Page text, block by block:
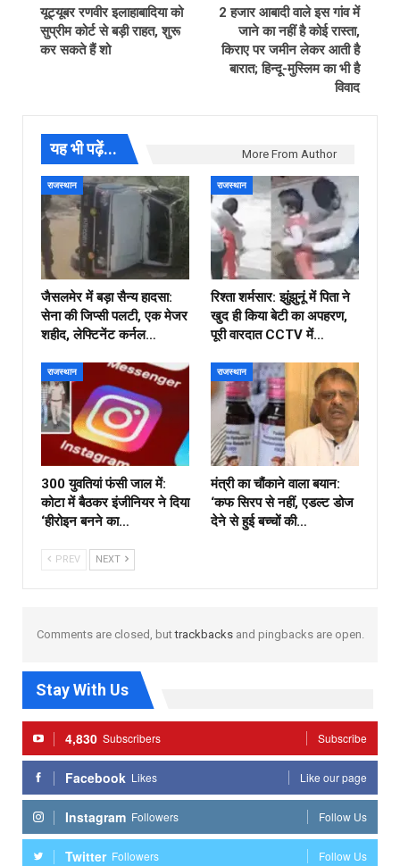
यूट्यूबर रणवीर इलाहाबादिया को
सुप्रीम कोर्ट से बड़ी राहत, शुरू
कर सकते हैं शो
2 हजार आबादी वाले इस गांव में
जाने का नहीं है कोई रास्ता,
किराए पर जमीन लेकर आती है
बारात; हिन्दू-मुस्लिम का भी है
विवाद
यह भी पढ़ें... More From Author
राजस्थान
जैसलमेर में बड़ा सैन्य हादसा:
सेना की जिप्सी पलटी, एक मेजर
शहीद, लेफ्टिनेंट कर्नल…
राजस्थान
रिश्ता शर्मसार: झुंझुनूं में पिता ने
खुद ही किया बेटी का अपहरण,
पूरी वारदात CCTV में…
राजस्थान
300 युवतियां फंसी जाल में:
कोटा में बैठकर इंजीनियर ने दिया
‘हीरोइन बनने का…
राजस्थान
मंत्री का चौंकाने वाला बयान:
‘कफ सिरप से नहीं, एडल्ट डोज
देने से हुई बच्चों की…
PREV NEXT
Comments are closed, buttrackbacksand pingbacks are open.
Stay With Us
4,830 Subscribers Subscribe
Facebook Likes Like our page
Instagram Followers Follow Us
Twitter Followers Follow Us